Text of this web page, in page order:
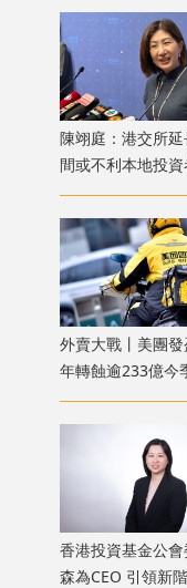
陳翊庭：港交所
間或不利本地投資
市公司數量創新高
外賣大戰丨美團
年轉蝕逾233億今
香港投資基金公
森為CEO 引領新